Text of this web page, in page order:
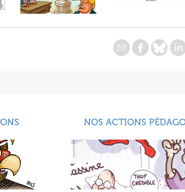
NOS ACTIONS